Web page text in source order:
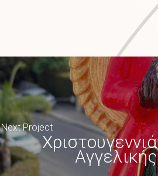
Next Project